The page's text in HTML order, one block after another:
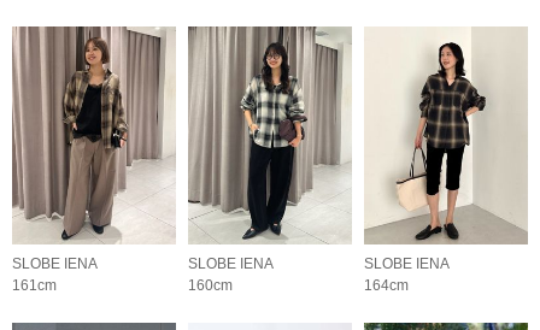
SLOBE IENA
161cm
SLOBE IENA
160cm
SLOBE IENA
164cm